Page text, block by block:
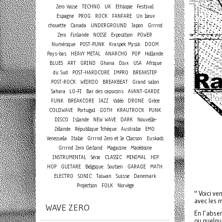
" Voici
avec les
En
Zero Vaise
TECHNO UK Ethiopie
Festival
Espagne
PROG ROCK FANFARE
Un lieux
chouette
Canada UNDERGROUND Japon
Grrrnd
Zero
Finlande NOISE Exposition
POWER
Numérique
POST-PUNK Kraspek Mysik
DOOM
Pays-bas
HEAVY METAL ANARCHO POP
Hollande
BLUES ART GRIND Ghana Divx USA Afrique
du Sud
POST-HARDCORE IMPRO
BREAKSTEP
POST-ROCK WEIRDO BREAKBEAT
Grand salon
Sahara
LO-FI Bar des capucins
AVANT-GARDE
FUNK
BREAKCORE JAZZ Vidéo DRONE
Grèce
COLDWAVE
Portugal GOTH KRAUTROCK
PUNK
DISCO
Islande NEW WAVE DARK
Nouvelle-
Zélande
République Tchèque Australie
EMO
Venezuela
Italie Grrrnd Zero et le Clacson
Euskadi
Grrrnd Zero Gerland
Magazine Macédoine
INSTRUMENTAL Série CLASSIC MINIMAL
HIP
HOP
GUITARE Belgique Soutien GARAGE
MATH
ELECTRO
SONIC Taiwan Suisse
Danemark
Projection
FOLK Norvège
WAVE ZERO